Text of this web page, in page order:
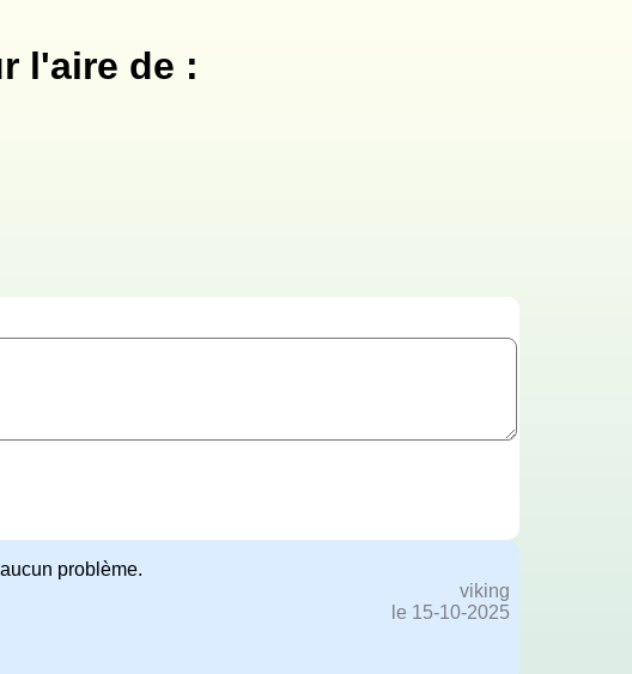
l'aire de :
problème.
viking
le 15-10-2025